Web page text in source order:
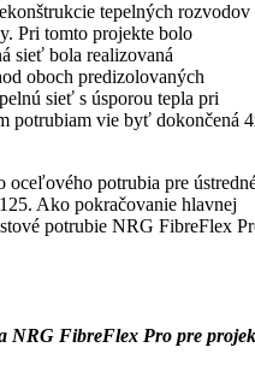
tepelných rozvodov
Pri tomto projekte bolo
sieť bola realizovaná
oboch predizolovaných
sieť s úsporou tepla pri
potrubiam vie byť dokončená
oceľového potrubia pre
Ako pokračovanie hlavnej
potrubie NRG FibreFlex
NRG FibreFlex Pro pre